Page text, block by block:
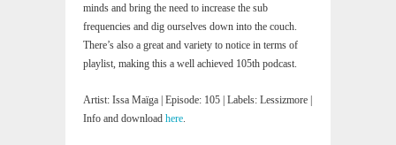
minds and bring the need to increase the sub
frequencies and dig ourselves down into the couch.
There’s also a great and variety to notice in terms of
playlist, making this a well achieved 105th podcast.
Artist: Issa Maïga | Episode: 105 | Labels: Lessizmore |
Info and download here